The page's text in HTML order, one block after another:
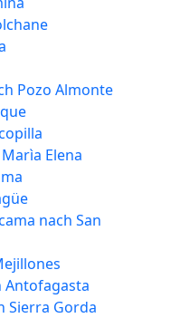
Pozo Almonte
Elena
nach San
Antofagasta
Sierra Gorda